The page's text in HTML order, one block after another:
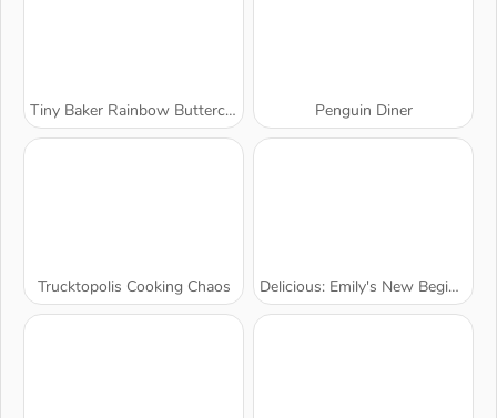
Tiny Baker Rainbow Buttercream Cake Penguin Diner
Trucktopolis Cooking Chaos Delicious: Emily's New Beginning Valentines Edition